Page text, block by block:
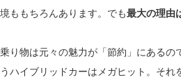
ももちろんあります。でも最大の理由
り物は元々の魅力が「節約」にあるの
ハイブリッドカーはメガヒット。それ